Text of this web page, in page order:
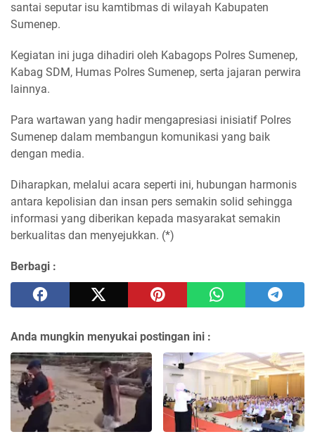
santai seputar isu kamtibmas di wilayah Kabupaten
Sumenep.
Kegiatan ini juga dihadiri oleh Kabagops Polres Sumenep,
Kabag SDM, Humas Polres Sumenep, serta jajaran perwira
lainnya.
Para wartawan yang hadir mengapresiasi inisiatif Polres
Sumenep dalam membangun komunikasi yang baik
dengan media.
Diharapkan, melalui acara seperti ini, hubungan harmonis
antara kepolisian dan insan pers semakin solid sehingga
informasi yang diberikan kepada masyarakat semakin
berkualitas dan menyejukkan. (*)
Berbagi :
Anda mungkin menyukai postingan ini :